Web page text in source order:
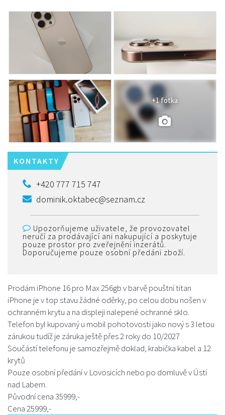
+1 fotka
KONTAKTY
+420 777 715 747
dominik.oktabec@seznam.cz
Upozorňujeme uživatele, že provozovatel
neručí za prodávající ani nakupující a poskytuje
pouze prostor pro zveřejnění inzerátů.
Doporučujeme pouze osobní předáni zboží.
Prodám iPhone 16 pro Max 256gb v barvě pouštní titan
iPhone je v top stavu žádné oděrky, po celou dobu nošen v
ochranném krytu a na displeji nalepené ochranné sklo.
Telefon byl kupovaný u mobil pohotovosti jako nový s 3 letou
zárukou tudíž je záruka ještě přes 2 roky do 10/2027
Součástí telefonu je samozřejmě doklad, krabička kabel a 12
krytů
Pouze osobní předání v Lovosicích nebo po domluvě v Ústí
nad Labem.
Původní cena 35999,-
Cena 25999,-